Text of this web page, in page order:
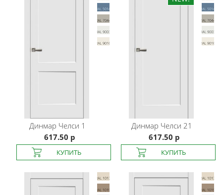
Динмар Челси 1
617.50 р
Динмар Челси 21
617.50 р